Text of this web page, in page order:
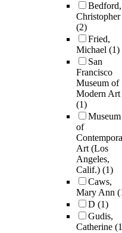
Bedford,
Christopher
(2)
Fried,
Michael (1)
San
Francisco
Museum of
Modern Art
(1)
Museum
of
Art (Los
Angeles,
Calif.) (1)
Caws,
Mary Ann
D (1)
Gudis,
Catherine